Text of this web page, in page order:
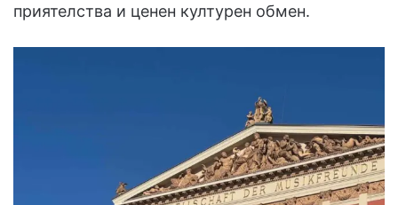
приятелства и ценен културен обмен.